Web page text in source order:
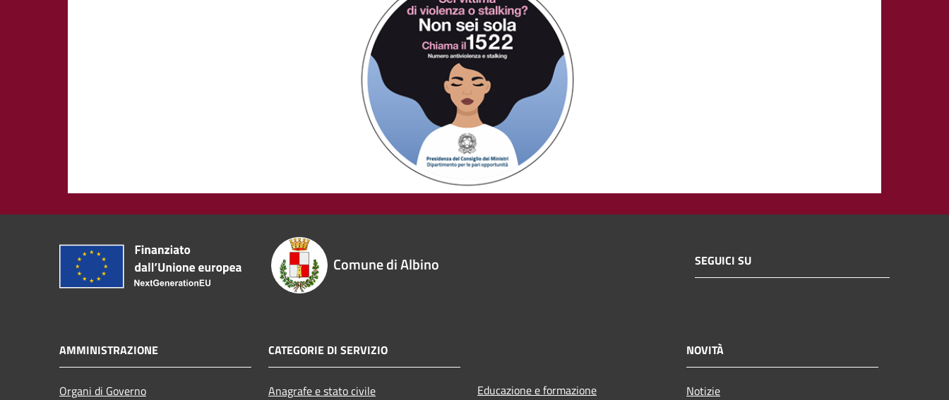
Comune di Albino SEGUICI SU
AMMINISTRAZIONE
Organi di Governo
CATEGORIE DI SERVIZIO
Anagrafe e stato civile
Educazione e formazione
NOVITÀ
Notizie